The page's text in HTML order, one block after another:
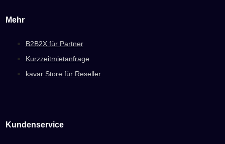
Mehr
B2B2X für Partner
Kurzzeitmietanfrage
kavar Store für Reseller
Kundenservice